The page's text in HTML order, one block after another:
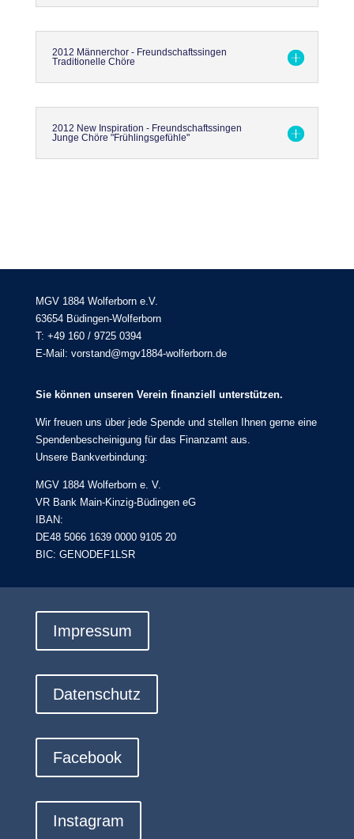
2012 Männerchor - Freundschaftssingen
Traditionelle Chöre
2012 New Inspiration - Freundschaftssingen
Junge Chöre "Frühlingsgefühle"
MGV 1884 Wolferborn e.V.
63654 Büdingen-Wolferborn
T: +49 160 / 9725 0394
E-Mail: vorstand@mgv1884-wolferborn.de
Sie können unseren Verein finanziell unterstützen.
Wir freuen uns über jede Spende und stellen Ihnen gerne eine
Spendenbescheinigung für das Finanzamt aus.
Unsere Bankverbindung:
MGV 1884 Wolferborn e. V.
VR Bank Main-Kinzig-Büdingen eG
IBAN:
DE48 5066 1639 0000 9105 20
BIC: GENODEF1LSR
Impressum
Datenschutz
Facebook
Instagram